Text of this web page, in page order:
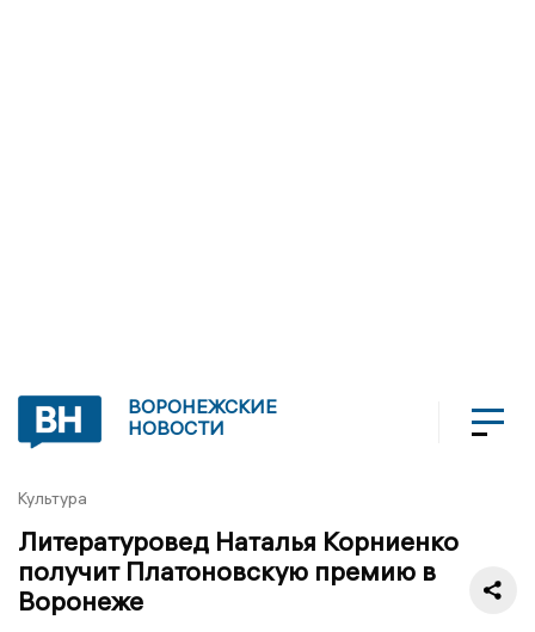
ВОРОНЕЖСКИЕ
НОВОСТИ
Культура
Литературовед Наталья Корниенко
получит Платоновскую премию в
Воронеже